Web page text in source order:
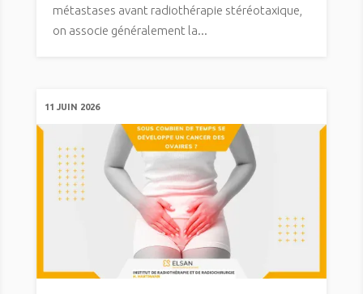
métastases avant radiothérapie stéréotaxique,
on associe généralement la...
11 JUIN 2026